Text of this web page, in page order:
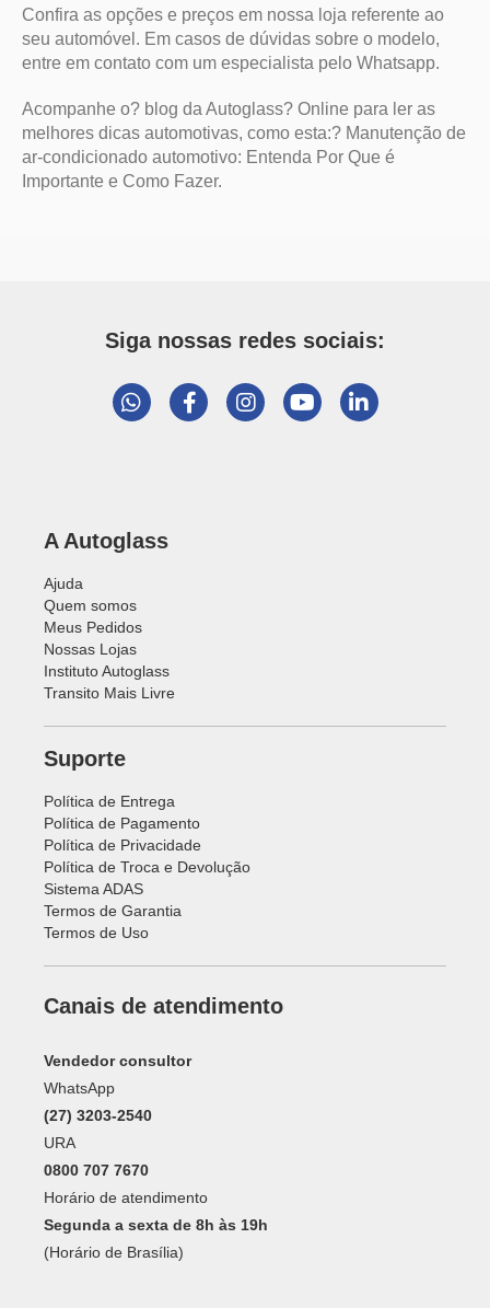
Confira as opções e preços em nossa loja referente ao
seu automóvel. Em casos de dúvidas sobre o modelo,
entre em contato com um especialista pelo Whatsapp.
Acompanhe o? blog da Autoglass? Online para ler as
melhores dicas automotivas, como esta:? Manutenção de
ar-condicionado automotivo: Entenda Por Que é
Importante e Como Fazer.
Siga nossas redes sociais:
A Autoglass
Ajuda
Quem somos
Meus Pedidos
Nossas Lojas
Instituto Autoglass
Transito Mais Livre
Suporte
Política de Entrega
Política de Pagamento
Política de Privacidade
Política de Troca e Devolução
Sistema ADAS
Termos de Garantia
Termos de Uso
Canais de atendimento
Vendedor consultor
WhatsApp
(27) 3203-2540
URA
0800 707 7670
Horário de atendimento
Segunda a sexta de 8h às 19h
(Horário de Brasília)